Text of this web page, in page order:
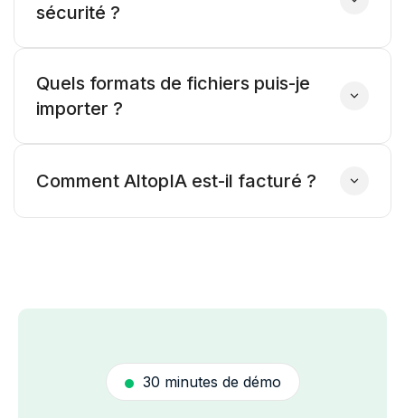
sécurité ?
Quels formats de fichiers puis-je
importer ?
Comment AltopIA est-il facturé ?
30 minutes de démo